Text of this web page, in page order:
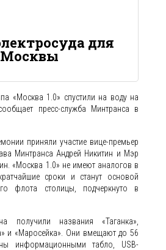
для
Москвы
«Москва 1.0» спустили на воду на
пресс-служба Минтранса в
приняли участие вице-премьер
Минтранса Андрей Никитин и Мэр
«Москва 1.0» не имеют аналогов в
сроки и станут основой
флота столицы, подчеркнуто в
получили названия «Таганка»,
и «Маросейка». Они вмещают до 56
информационными табло, USB-